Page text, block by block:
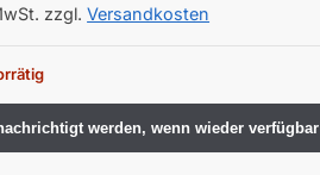
zzgl.Versandkosten
werden, wenn wieder verfügbar